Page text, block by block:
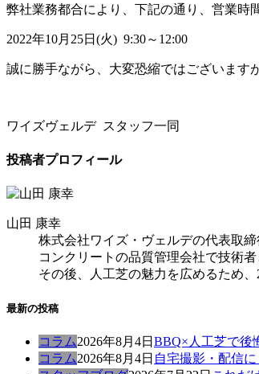
弊社業務都合により、下記の通り、営業時
2022年10月25日(火) 9:30～12:00
誠に勝手ながら、大変恐縮ではございます
ワイズヴェルデ スタッフ一同
投稿者プロフィール
山田 康幸
株式会社ワイズ・ヴェルデの代表取締
コンクリートの品質管理会社で技術
その後、人工芝の魅力を広めるため
最新の投稿
コラム2026年8月4日 BBQ×人工芝で後
コラム2026年8月4日 自宅撮影・配信